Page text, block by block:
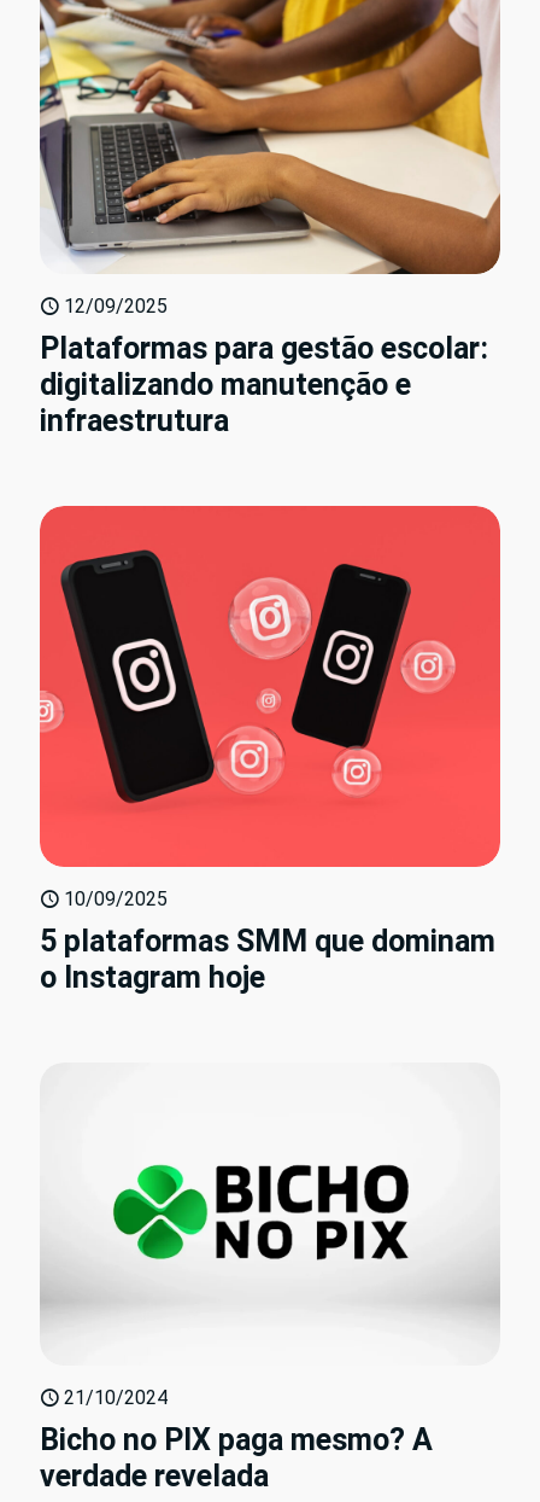
12/09/2025
Plataformas para gestão escolar:
digitalizando manutenção e
infraestrutura
10/09/2025
5 plataformas SMM que dominam
o Instagram hoje
21/10/2024
Bicho no PIX paga mesmo? A
verdade revelada